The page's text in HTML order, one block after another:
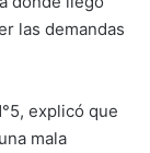
las demandas
explicó que
mala